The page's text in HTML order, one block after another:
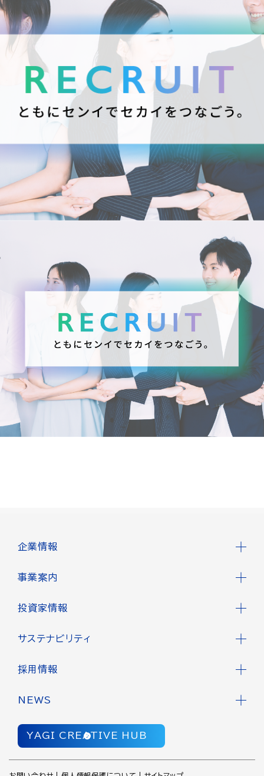
企業情報
事業案内
投資家情報
サステナビリティ
採用情報
NEWS
YAGI CREATIVE HUB